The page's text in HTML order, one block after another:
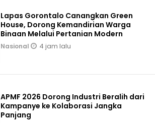
Lapas Gorontalo Canangkan Green
House, Dorong Kemandirian Warga
Binaan Melalui Pertanian Modern
Nasional 4 jam lalu
APMF 2026 Dorong Industri Beralih dari
Kampanye ke Kolaborasi Jangka
Panjang